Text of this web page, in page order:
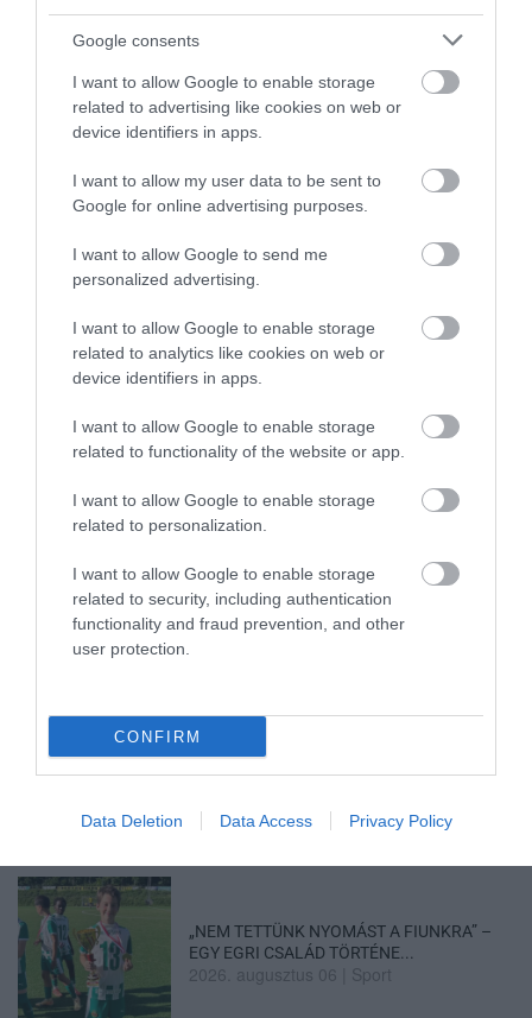
Google consents
I want to allow Google to enable storage
related to advertising like cookies on web or
device identifiers in apps.
I want to allow my user data to be sent to
Google for online advertising purposes.
I want to allow Google to send me
personalized advertising.
I want to allow Google to enable storage
related to analytics like cookies on web or
device identifiers in apps.
I want to allow Google to enable storage
related to functionality of the website or app.
I want to allow Google to enable storage
related to personalization.
I want to allow Google to enable storage
related to security, including authentication
functionality and fraud prevention, and other
user protection.
CONFIRM
Data Deletion Data Access Privacy Policy
ÖS FŐÚTON EGERBEN
2026. augusztus 07
HALMENTÉS SZARVASKŐNÉL: ŐSHONOS
ÉS VÉDETT HALAKAT MENTETT...
ZÁPOROK, ZIVATAROK KIALAKULHATNAK
KÉT AUTÓ ÜTKÖZÖTT BOGÁCSON, A
MENTŐK IS A HELYSZÍNRE ÉRKE...
2026. augusztus 06|Riasztó
PHEV LUXURY – A KÍNAI PR...
2026. augusztus 06
LAKÓÉPÜLETEK LÁNGOLTAK SZERDÁN
2026. augusztus 06 |Riasztó
„NEM TETTÜNK NYOMÁST A FIUNKRA” –
EGY EGRI CSALÁD TÖRTÉNE...
2026. augusztus 06 Sport